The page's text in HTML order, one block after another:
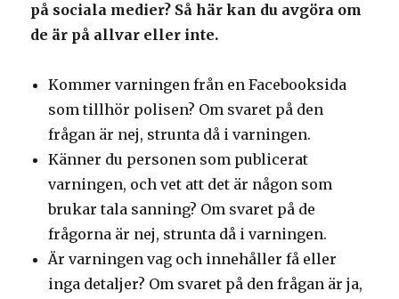
på sociala medier? Så här kan du avgöra om
de är på allvar eller inte.
Kommer varningen från en Facebooksida
som tillhör polisen? Om svaret på den
frågan är nej, strunta då i varningen.
Känner du personen som publicerat
varningen, och vet att det är någon som
brukar tala sanning? Om svaret på de
frågorna är nej, strunta då i varningen.
Är varningen vag och innehåller få eller
inga detaljer? Om svaret på den frågan är ja,